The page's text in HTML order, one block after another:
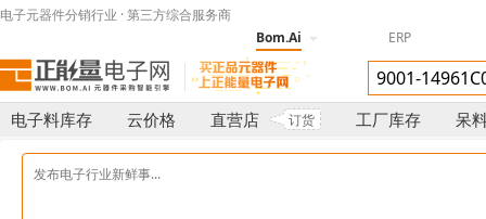
电子元器件分销行业 · 第三方综合服务商
Bom.Ai
ERP
电子料库存 云价格 直营店 订货 工厂库存 呆